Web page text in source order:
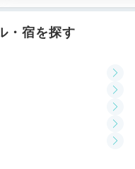
んせん）」につかれ
。サウナでリフレッ
・宿を探す